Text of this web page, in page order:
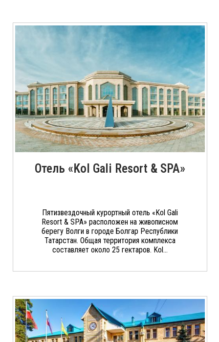
Отель «Kol Gali Resort & SPA»
Пятизвездочный курортный отель «Kol Gali
Resort & SPA» расположен на живописном
берегу Волги в городе Болгар Республики
Татарстан. Общая территория комплекса
составляет около 25 гектаров. Kol...